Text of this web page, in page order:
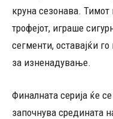
круна сезонава.
трофејот, играше
сегменти, оставајќи
за изненадување.
Финалната серија ќе
започнува средината